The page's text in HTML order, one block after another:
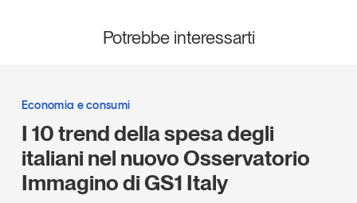
Potrebbe interessarti
Economia e consumi
I 10 trend della spesa degli
italiani nel nuovo Osservatorio
Immagino di GS1 Italy